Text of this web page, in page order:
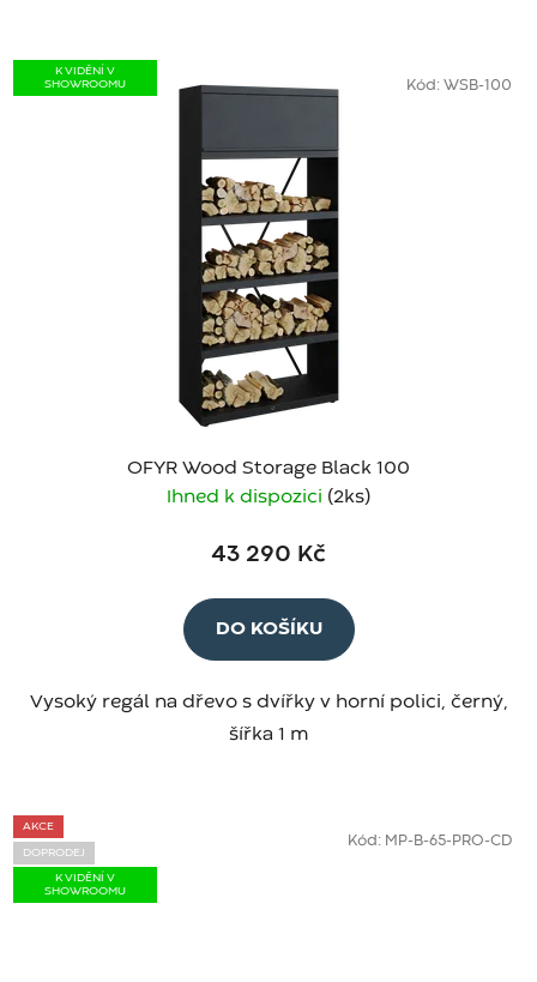
K VIDĚNÍ V
SHOWROOMU
OFYR Wood Storage Black 100
Ihned k dispozici (2 ks)
43 290 Kč
DO KOŠÍKU
Vysoký regál na dřevo s dvířky v horní polici, černý,
šířka 1 m
Kód: WSB-100
AKCE
DOPRODEJ
K VIDĚNÍ V
SHOWROOMU
Kód: MP-B-65-PRO-CD